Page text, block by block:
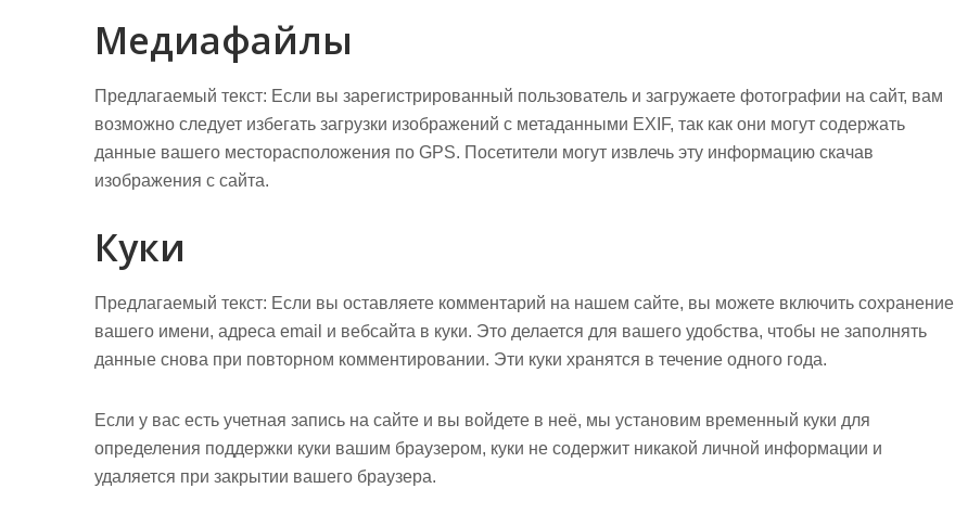
Медиафайлы
Предлагаемый текст: Если вы зарегистрированный пользователь и загружаете фотографии на сайт, вам
возможно следует избегать загрузки изображений с метаданными EXIF, так как они могут содержать
данные вашего месторасположения по GPS. Посетители могут извлечь эту информацию скачав
изображения с сайта.
Куки
Предлагаемый текст: Если вы оставляете комментарий на нашем сайте, вы можете включить сохранение
вашего имени, адреса email и вебсайта в куки. Это делается для вашего удобства, чтобы не заполнять
данные снова при повторном комментировании. Эти куки хранятся в течение одного года.
Если у вас есть учетная запись на сайте и вы войдете в неё, мы установим временный куки для
определения поддержки куки вашим браузером, куки не содержит никакой личной информации и
удаляется при закрытии вашего браузера.